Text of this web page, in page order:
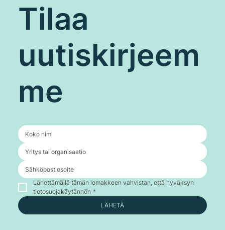
Tilaa
uutiskirjeem
me
Lähettämällä tämän lomakkeen vahvistan, että hyväksyn
tietosuojakäytännön *
LÄHETÄ